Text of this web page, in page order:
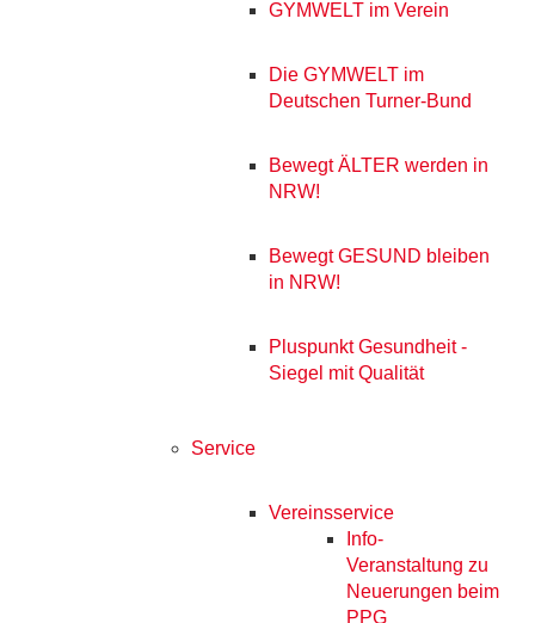
GYMWELT im Verein
Die GYMWELT im
Deutschen Turner-Bund
Bewegt ÄLTER werden in
NRW!
Bewegt GESUND bleiben
in NRW!
Pluspunkt Gesundheit -
Siegel mit Qualität
Service
Vereinsservice
Info-
Veranstaltung zu
Neuerungen beim
PPG